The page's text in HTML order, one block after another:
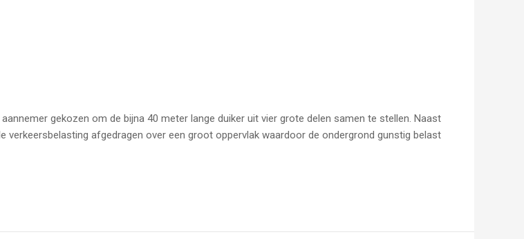
gekozen om de bijna 40 meter lange duiker uit vier grote delen samen te stellen. Naast
afgedragen over een groot oppervlak waardoor de ondergrond gunstig belast